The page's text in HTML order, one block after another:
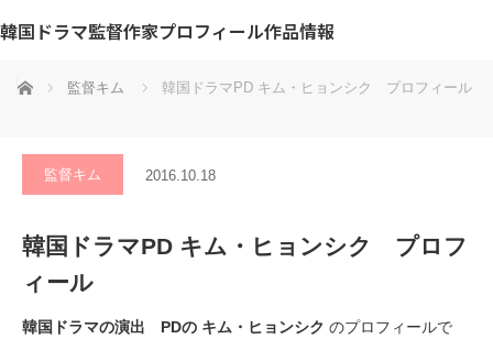
韓国ドラマ監督作家プロフィール作品情報
ホーム 監督キム 韓国ドラマPD キム・ヒョンシク プロフィール
監督キム 2016.10.18
韓国ドラマPD キム・ヒョンシク プロフ
ィール
韓国ドラマの演出 PDの キム・ヒョンシク のプロフィールで